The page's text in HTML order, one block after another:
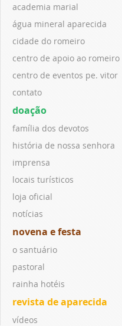
academia marial
água mineral aparecida
cidade do romeiro
centro de apoio ao romeiro
centro de eventos pe. vitor
contato
doação
família dos devotos
história de nossa senhora
imprensa
locais turísticos
loja oficial
notícias
novena e festa
o santuário
pastoral
rainha hotéis
revista de aparecida
vídeos